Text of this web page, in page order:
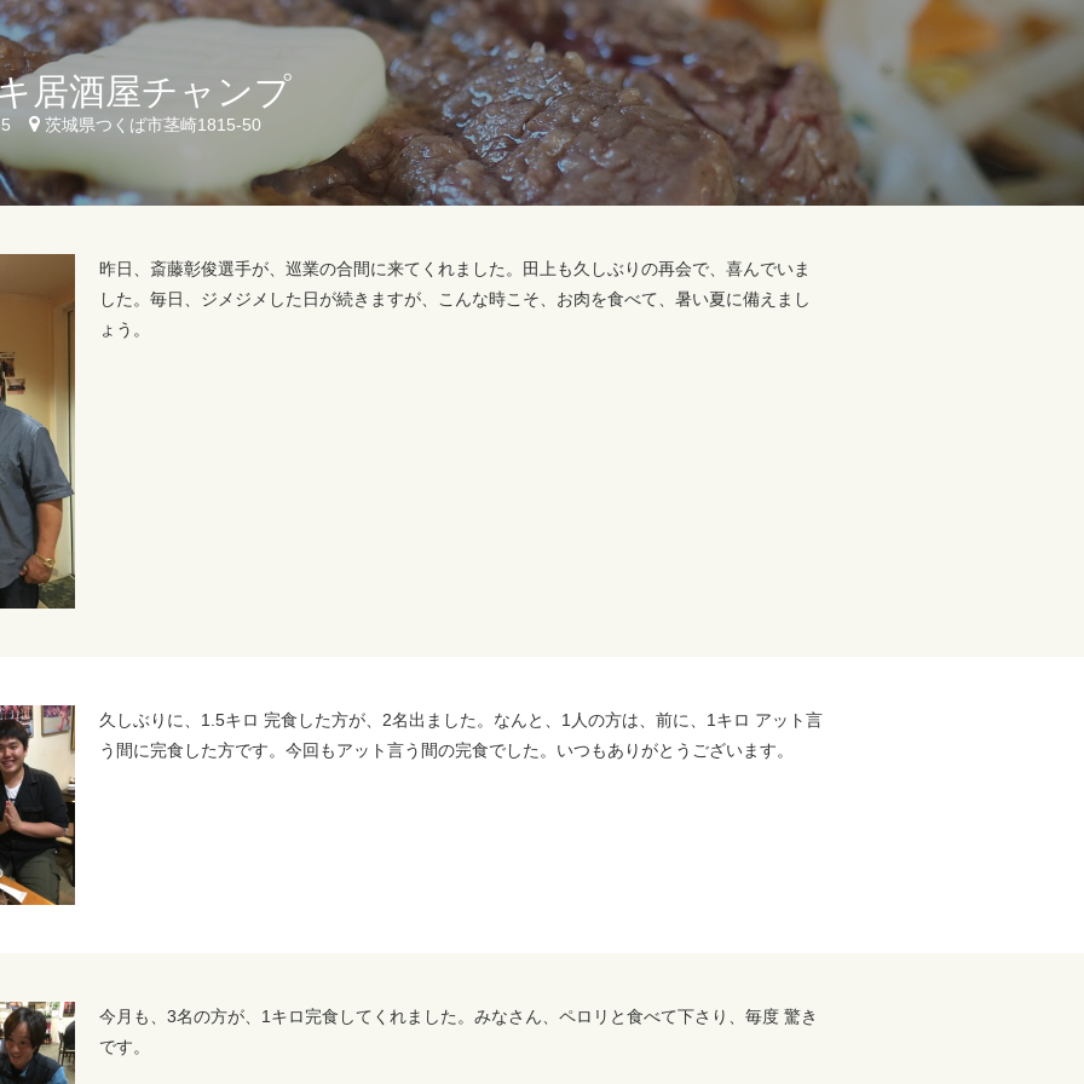
居酒屋チャンプ
茨城県つくば市茎崎1815-50
昨日、斎藤彰俊選手が、巡業の合間に来てくれました。田上も久しぶりの再会で、喜んでいま
した。毎日、ジメジメした日が続きますが、こんな時こそ、お肉を食べて、暑い夏に備えまし
ょう。
久しぶりに、1.5キロ 完食した方が、2名出ました。なんと、1人の方は、前に、1キロ アット言
う間に完食した方です。今回もアット言う間の完食でした。いつもありがとうございます。
今月も、3名の方が、1キロ完食してくれました。みなさん、ペロリと食べて下さり、毎度 驚き
です。